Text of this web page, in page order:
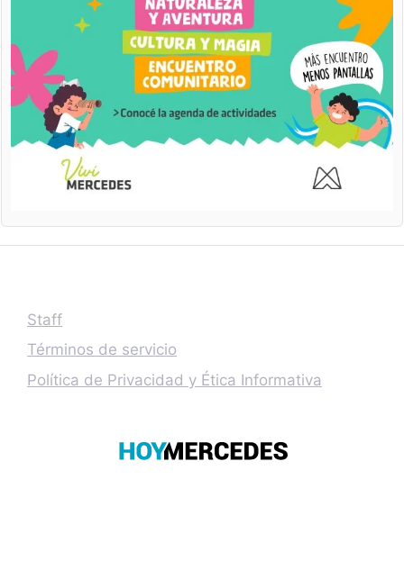
Staff
Términos de servicio
Política de Privacidad y Ética Informativa